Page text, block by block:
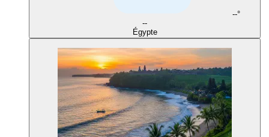
--°
--
Égypte